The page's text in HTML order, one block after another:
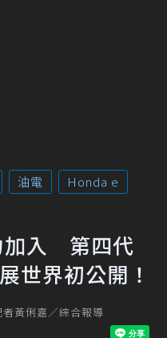
油電
Honda e
加入 第四代
世界初公開！
黃俐嘉／綜合報導